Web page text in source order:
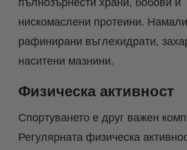
пълнозърнести храни, бобови и
нискомаслени протеини.
рафинирани въглехидрати,
наситени мазнини.
Физическа активност
Спортуването е друг важен
Регулярната физическа